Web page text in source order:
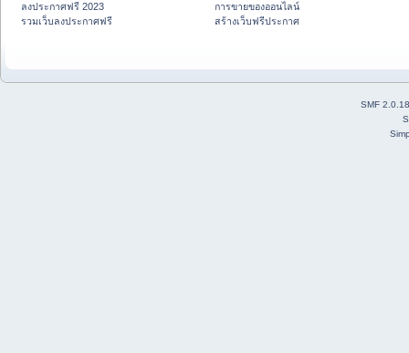
ลงประกาศฟรี 2023
รวมเว็บลงประกาศฟรี
การขายของออนไลน์
สร้างเว็บฟรีประกาศ
SMF 2.0.18